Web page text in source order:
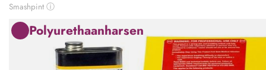
Smashpint ⓘ
Polyurethaanharsen